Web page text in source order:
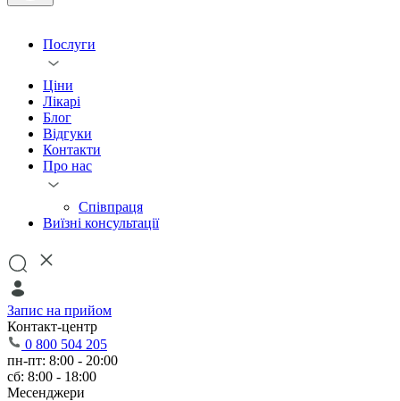
Послуги
Ціни
Лікарі
Блог
Відгуки
Контакти
Про нас
Співпраця
Виїзні консультації
Запис на прийом
Контакт-центр
0 800 504 205
пн-пт: 8:00 - 20:00
сб: 8:00 - 18:00
Месенджери